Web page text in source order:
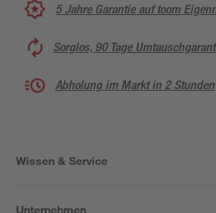
5 Jahre Garantie auf toom
Sorglos, 90 Tage
Abholung im Markt in 2 Stunden
Wissen & Service
Unternehmen